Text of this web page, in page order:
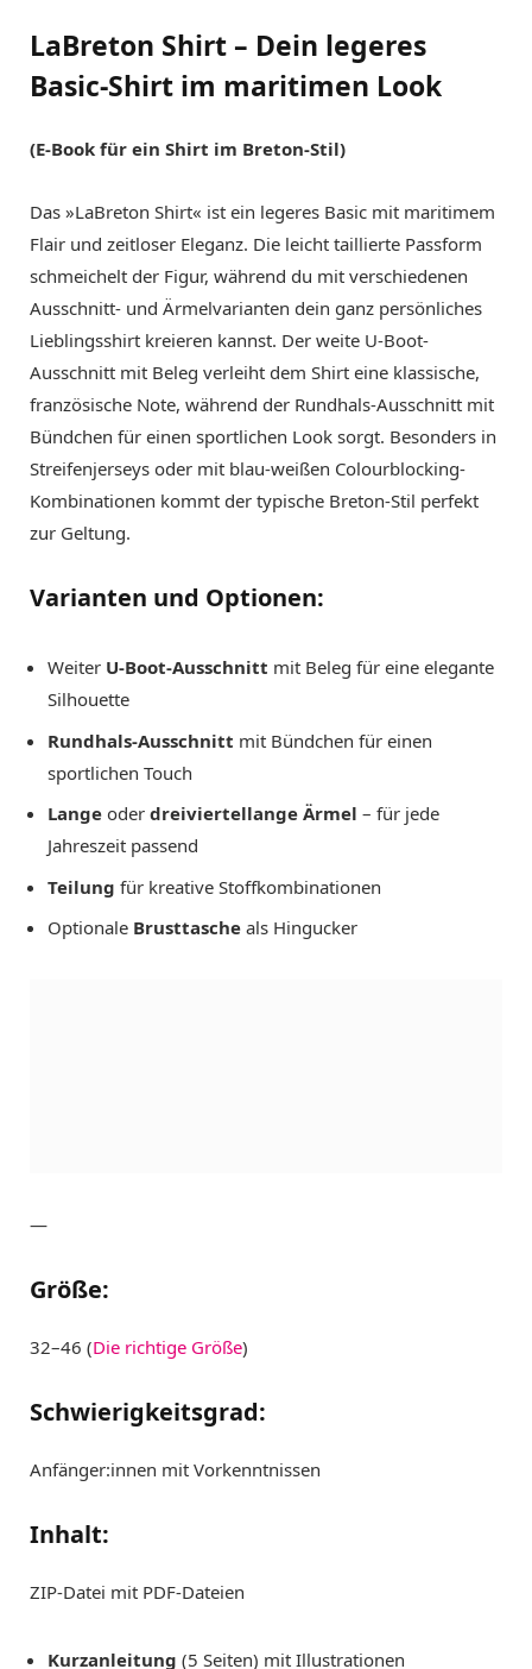
LaBreton Shirt – Dein legeres
Basic-Shirt im maritimen Look
(E-Book für ein Shirt im Breton-Stil)
Das »LaBreton Shirt« ist ein legeres Basic mit maritimem
Flair und zeitloser Eleganz. Die leicht taillierte Passform
schmeichelt der Figur, während du mit verschiedenen
Ausschnitt- und Ärmelvarianten dein ganz persönliches
Lieblingsshirt kreieren kannst. Der weite U-Boot-
Ausschnitt mit Beleg verleiht dem Shirt eine klassische,
französische Note, während der Rundhals-Ausschnitt mit
Bündchen für einen sportlichen Look sorgt. Besonders in
Streifenjerseys oder mit blau-weißen Colourblocking-
Kombinationen kommt der typische Breton-Stil perfekt
zur Geltung.
Varianten und Optionen:
Weiter U-Boot-Ausschnitt mit Beleg für eine elegante
Silhouette
Rundhals-Ausschnitt mit Bündchen für einen
sportlichen Touch
Lange oder dreiviertellange Ärmel – für jede
Jahreszeit passend
Teilung für kreative Stoffkombinationen
Optionale Brusttasche als Hingucker
—
Größe:
32–46 (Die richtige Größe)
Schwierigkeitsgrad:
Anfänger:innen mit Vorkenntnissen
Inhalt:
ZIP-Datei mit PDF-Dateien
Kurzanleitung (5 Seiten) mit Illustrationen